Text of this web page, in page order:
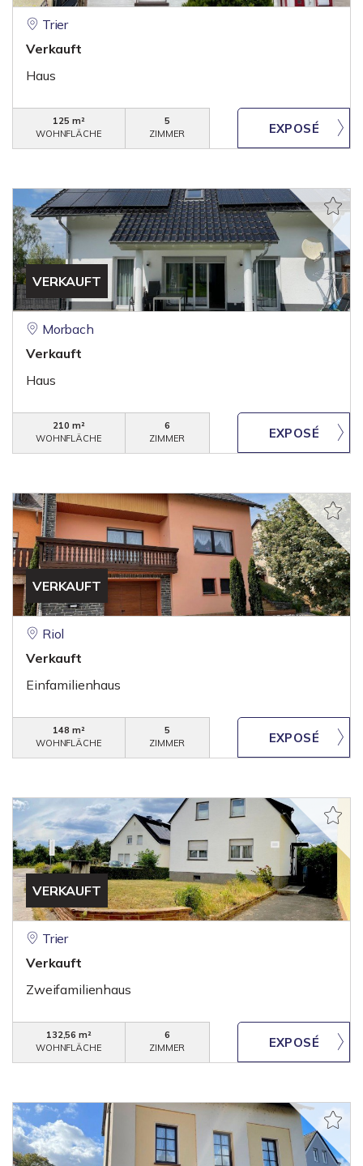
Trier
Verkauft
Haus
125 m²
WOHNFLÄCHE
5
ZIMMER
VERKAUFT
Morbach
Verkauft
Haus
210 m²
WOHNFLÄCHE
6
ZIMMER
VERKAUFT
Riol
Verkauft
Einfamilienhaus
148 m²
WOHNFLÄCHE
5
ZIMMER
VERKAUFT
Trier
Verkauft
Zweifamilienhaus
132,56 m²
WOHNFLÄCHE
6
ZIMMER